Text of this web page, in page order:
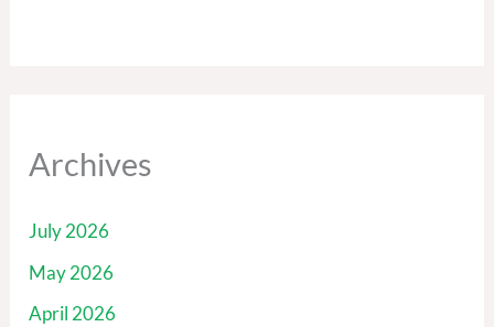
Archives
July 2026
May 2026
April 2026